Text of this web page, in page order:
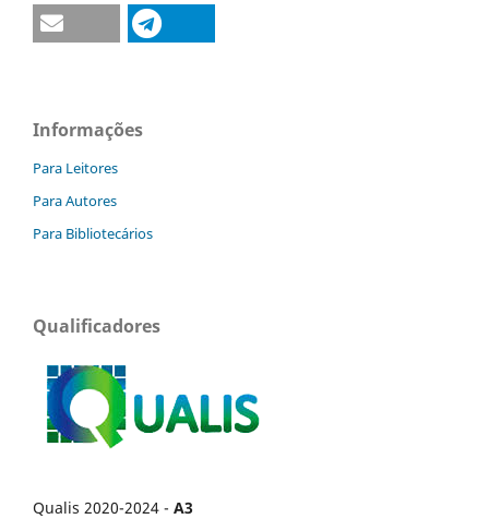
Informações
Para Leitores
Para Autores
Para Bibliotecários
Qualificadores
Qualis 2020-2024 - A3